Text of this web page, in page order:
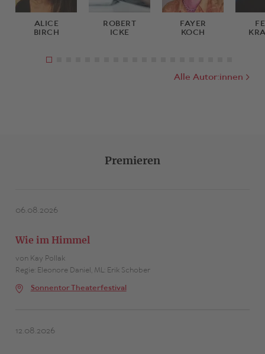
ALICE
BIRCH
ROBERT
ICKE
FAYER
KOCH
Alle Autor:innen
Premieren
06.08.2026
Wie im Himmel
von Kay Pollak
Regie: Eleonore Daniel, ML: Erik Schober
Sonnentor Theaterfestival
12.08.2026